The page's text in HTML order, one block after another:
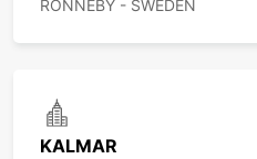
RONNEBY - SWEDEN
KALMAR